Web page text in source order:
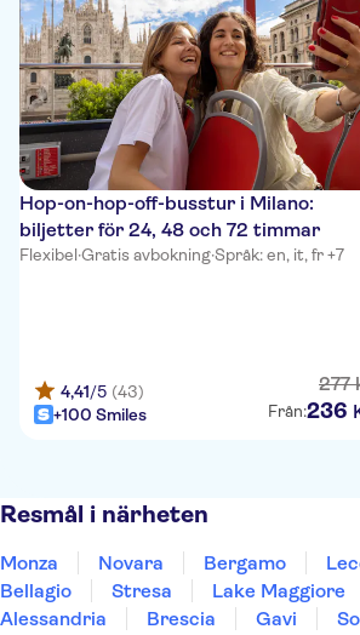
Hop-on-hop-off-busstur i Milano:
biljetter för 24, 48 och 72 timmar
Flexibel·Gratis avbokning·Språk: en, it, fr +7
4,41/5 (43)
+100 Smiles
277
Från:236
Resmål i närheten
Monza Novara Bergamo
Bellagio
Stresa Lake Maggiore
Alessandria
Brescia Gavi